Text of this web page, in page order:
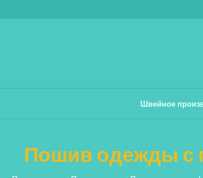
Швейное
Пошив одежды с